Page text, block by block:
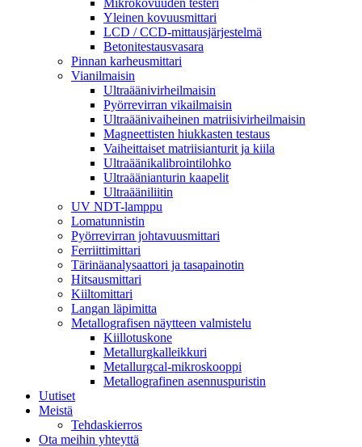
Mikrokovuuden testeri
Yleinen kovuusmittari
LCD / CCD-mittausjärjestelmä
Betonitestausvasara
Pinnan karheusmittari
Vianilmaisin
Ultraäänivirheilmaisin
Pyörrevirran vikailmaisin
Ultraäänivaiheinen matriisivirheilmaisin
Magneettisten hiukkasten testaus
Vaiheittaiset matriisianturit ja kiila
Ultraäänikalibrointilohko
Ultraäänianturin kaapelit
Ultraääniliitin
UV NDT-lamppu
Lomatunnistin
Pyörrevirran johtavuusmittari
Ferriittimittari
Tärinäanalysaattori ja tasapainotin
Hitsausmittari
Kiiltomittari
Langan läpimitta
Metallografisen näytteen valmistelu
Kiillotuskone
Metallurgkalleikkuri
Metallurgcal-mikroskooppi
Metallografinen asennuspuristin
Uutiset
Meistä
Tehdaskierros
Ota meihin yhteyttä